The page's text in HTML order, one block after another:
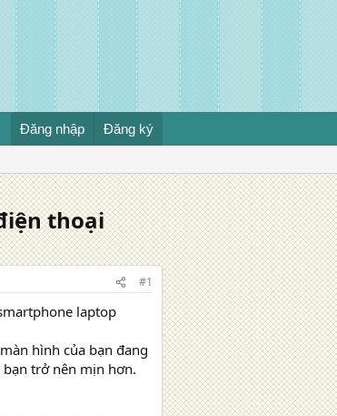
Đăng nhập Đăng ký
thoại
#1
laptop
hình của bạn đang
trở nên mịn hơn.